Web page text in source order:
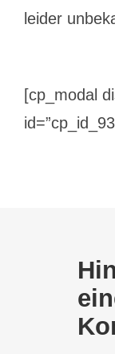
leider
[cp_modal